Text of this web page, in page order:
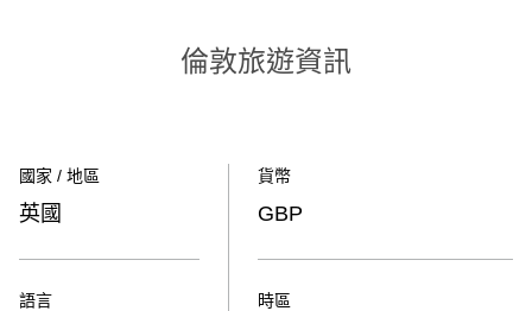
倫敦旅遊資訊
國家 / 地區
英國
語言
貨幣
GBP
時區